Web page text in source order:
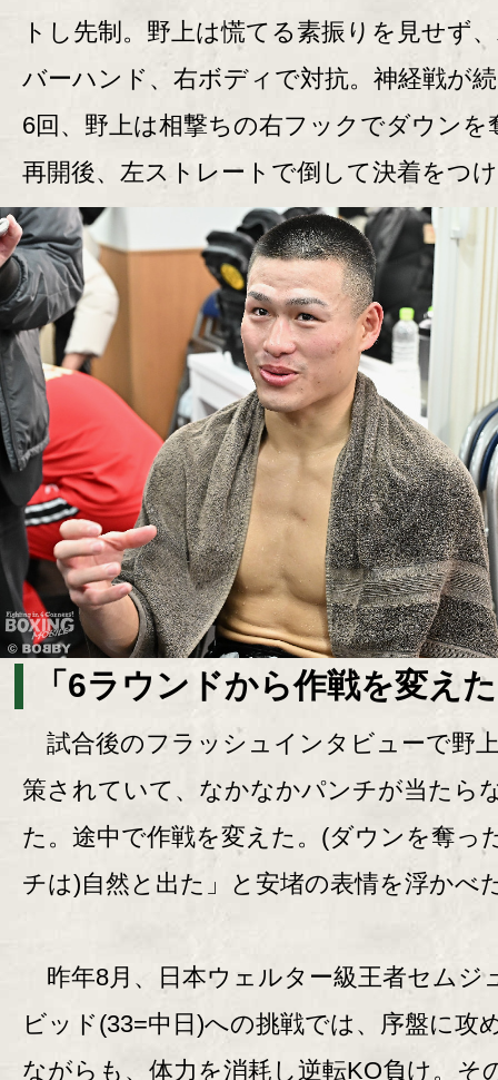
トし先制。野上は慌てる素振りを見せず
バーハンド、右ボディで対抗。神経戦が
6回、野上は相撃ちの右フックでダウンを
再開後、左ストレートで倒して決着をつ
「6ラウンドから作戦を変え
試合後のフラッシュインタビューで野
策されていて、なかなかパンチが当たら
た。途中で作戦を変えた。(ダウンを奪っ
チは)自然と出た」と安堵の表情を浮かべ
昨年8月、日本ウェルター級王者セムジ
ビッド(33=中日)への挑戦では、序盤に攻
ながらも、体力を消耗し逆転KO負け。そ